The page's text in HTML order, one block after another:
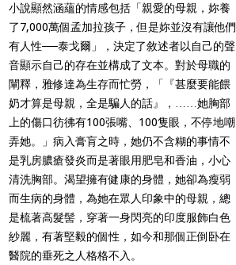
小說顯然涵蘊的情感包括「親愛的母親，妳養
了7,000萬個孟加拉孩子，但是妳並沒有讓他們
有人性──泰戈爾」，決定了敘述者以自己的聲
音顯示自己的存在並構成了文本。對於母職的
闡釋，雅修達為生存而忙勞，「『甚麼要能餵
奶才算是母親，全是騙人的話』，……她胸部
上的傷口彷彿有100張嘴、100隻眼，不停地嘲
弄她。」病入膏肓之時，她仍不含糊的事情不
是乳房膿瘡發炎而是著眼用肥皂和香油，小心
清洗胸部。渴望擁有健康的身體，她卻為瘦弱
而生病的身體，為她在眾人印象中的母親，總
是梳著高髮髻，穿著一身閃亮的印度服飾白色
紗麗，有著堅毅的個性，如今和那個正倒卧在
醫院的垂死之人格格不入。